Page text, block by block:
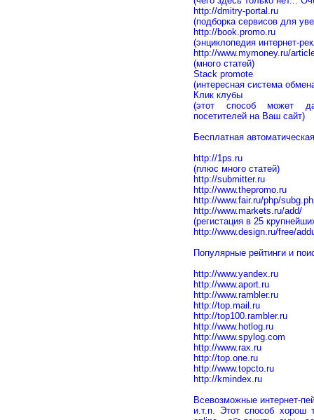
http://dmitry-portal.ru
(подборка сервисов для
http://book.promo.ru
(энциклопедия интернет-
http://www.mymoney.ru/
(много статей)
Stack promote
(интересная система
Клик клубы
(этот способ может
посетителей на Ваш сайт)
Бесплатная
http://1ps.ru
(плюс много статей)
http://submitter.ru
http://www.thepromo.ru
http://www.fair.ru/php/
http://www.markets.ru/add/
(регистация в 25
http://www.design.ru/free/
Популярные рейтинги и
http://www.yandex.ru
http://www.aport.ru
http://www.rambler.ru
http://top.mail.ru
http://top100.rambler.ru
http://www.hotlog.ru
http://www.spylog.com
http://www.rax.ru
http://top.one.ru
http://www.topcto.ru
http://kmindex.ru
Всевозможные интернет-
и.т.п. Этот способ